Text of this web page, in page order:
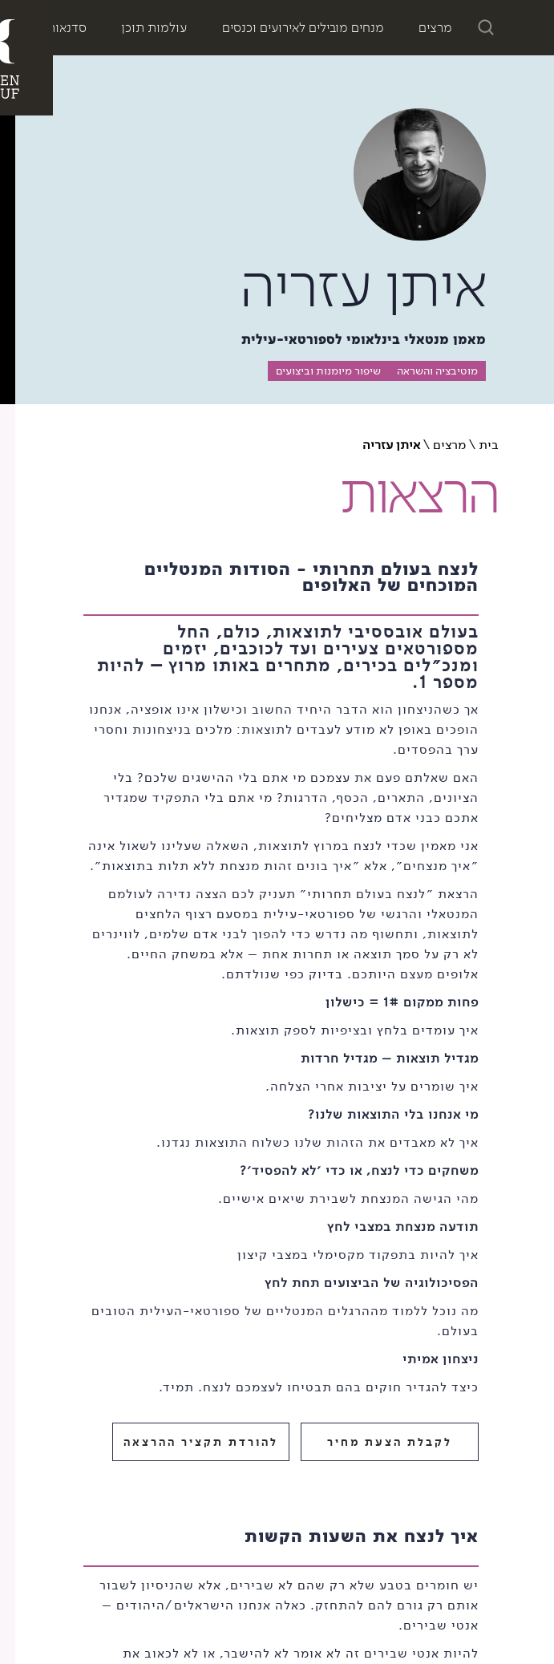
מרצים מנחים מובילים לאירועים וכנסים עולמות תוכן סדנאות
איתן עזריה
מאמן מנטאלי בינלאומי לספורטאי-עילית
מוטיבציה והשראה שיפור מיומנות וביצועים
בית\מרצים \איתן עזריה
הרצאות
לנצח בעולם תחרותי - הסודות המנטליים
המוכחים של האלופים
בעולם אובססיבי לתוצאות, כולם, החל
מספורטאים צעירים ועד לכוכבים, יזמים
ומנכ״לים בכירים, מתחרים באותו מרוץ – להיות
מספר 1.
אך כשהניצחון הוא הדבר היחיד החשוב וכישלון אינו אופציה, אנחנו
הופכים באופן לא מודע לעבדים לתוצאות: מלכים בניצחונות וחסרי
ערך בהפסדים.
האם שאלתם פעם את עצמכם מי אתם בלי ההישגים שלכם? בלי
הציונים, התארים, הכסף, הדרגות? מי אתם בלי התפקיד שמגדיר
אתכם כבני אדם מצליחים?
אני מאמין שכדי לנצח במרוץ לתוצאות, השאלה שעלינו לשאול אינה
״איך מנצחים״, אלא ״איך בונים זהות מנצחת ללא תלות בתוצאות״.
הרצאת ״לנצח בעולם תחרותי״ תעניק לכם הצצה נדירה לעולמם
המנטאלי והרגשי של ספורטאי-עילית במסעם רצוף הלחצים
לתוצאות, ותחשוף מה נדרש כדי להפוך לבני אדם שלמים, לווינרים
לא רק על סמך תוצאה או תחרות אחת – אלא במשחק החיים.
אלופים מעצם היותכם. בדיוק כפי שנולדתם.
פחות ממקום 1# = כישלון
איך עומדים בלחץ ובציפיות לספק תוצאות.
מגדיל תוצאות – מגדיל חרדות
איך שומרים על יציבות אחרי הצלחה.
מי אנחנו בלי התוצאות שלנו?
איך לא מאבדים את הזהות שלנו כשלוח התוצאות נגדנו.
משחקים כדי לנצח, או כדי ׳לא להפסיד׳?
מהי הגישה המנצחת לשבירת שיאים אישיים.
תודעה מנצחת במצבי לחץ
איך להיות בתפקוד מקסימלי במצבי קיצון
הפסיכולוגיה של הביצועים תחת לחץ
מה נוכל ללמוד מההרגלים המנטליים של ספורטאי-העילית הטובים
בעולם.
ניצחון אמיתי
כיצד להגדיר חוקים בהם תבטיחו לעצמכם לנצח. תמיד.
לקבלת הצעת מחיר להורדת תקציר ההרצאה
איך לנצח את השעות הקשות
יש חומרים בטבע שלא רק שהם לא שבירים, אלא שהניסיון לשבור
אותם רק גורם להם להתחזק. כאלה אנחנו הישראלים/היהודים –
אנטי שבירים.
להיות אנטי שבירים זה לא אומר לא להישבר, או לא לכאוב את